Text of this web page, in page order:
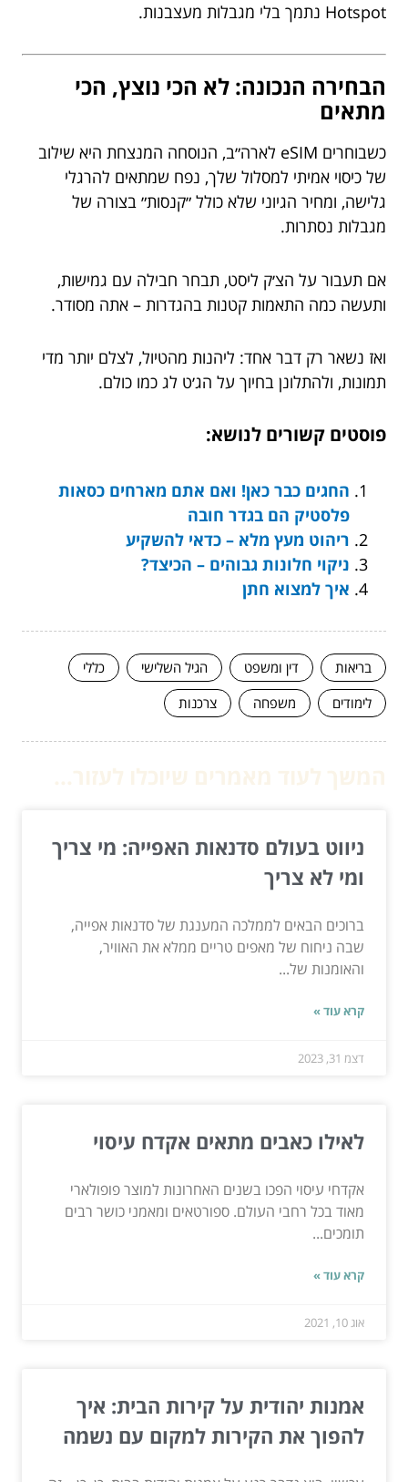
Hotspot נתמך בלי מגבלות מעצבנות.
הבחירה הנכונה: לא הכי נוצץ, הכי
מתאים
כשבוחרים eSIM לארה״ב, הנוסחה המנצחת היא שילוב
של כיסוי אמיתי למסלול שלך, נפח שמתאים להרגלי
גלישה, ומחיר הגיוני שלא כולל ״קנסות״ בצורה של
מגבלות נסתרות.
אם תעבור על הצ׳ק ליסט, תבחר חבילה עם גמישות,
ותעשה כמה התאמות קטנות בהגדרות – אתה מסודר.
ואז נשאר רק דבר אחד: ליהנות מהטיול, לצלם יותר מדי
תמונות, ולהתלונן בחיוך על הג׳ט לג כמו כולם.
פוסטים קשורים לנושא:
החגים כבר כאן! ואם אתם מארחים כסאות
פלסטיק הם בגדר חובה
ריהוט מעץ מלא – כדאי להשקיע
ניקוי חלונות גבוהים – הכיצד?
איך למצוא חתן
בריאות דין ומשפט הגיל השלישי
כללי
לימודים
משפחה צרכנות
ניווט בעולם סדנאות האפייה: מי צריך
ומי לא צריך
ברוכים הבאים לממלכה המענגת של סדנאות אפייה,
שבה ניחוח של מאפים טריים ממלא את האוויר,
והאומנות של...
קרא עוד »
דצמ 31, 2023
לאילו כאבים מתאים אקדח עיסוי
אקדחי עיסוי הפכו בשנים האחרונות למוצר פופולארי
מאוד בכל רחבי העולם. ספורטאים ומאמני כושר רבים
תומכים...
קרא עוד »
אוג 10, 2021
אמנות יהודית על קירות הבית: איך
להפוך את הקירות למקום עם נשמה